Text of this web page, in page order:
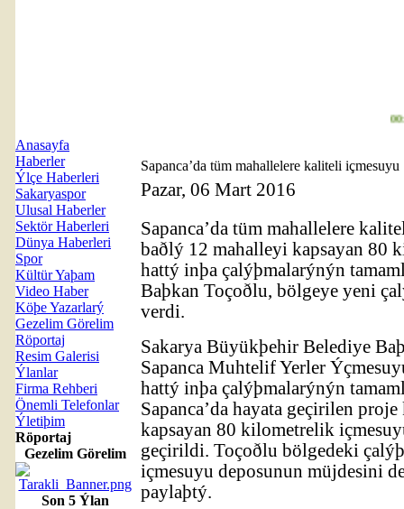
Anasayfa
Haberler
Ýlçe Haberleri
Sakaryaspor
Ulusal Haberler
Sektör Haberleri
Dünya Haberleri
Spor
Kültür Yaþam
Video Haber
Köþe Yazarlarý
Gezelim Görelim
Röportaj
Resim Galerisi
Ýlanlar
Firma Rehberi
Önemli Telefonlar
Ýletiþim
Röportaj
Gezelim Görelim
Son 5 Ýlan
Sapanca’da tüm mahallelere kaliteli içmesuyu
Pazar, 06 Mart 2016
Sapanca’da tüm mahallelere
baðlý 12 mahalleyi kapsayan 80
hattý inþa çalýþmalarýnýn
Baþkan Toçoðlu, bölgeye yeni
verdi.
Sakarya Büyükþehir Belediye
Sapanca Muhtelif Yerler
hattý inþa çalýþmalarýnýn
Sapanca’da hayata geçirilen
kapsayan 80 kilometrelik
geçirildi. Toçoðlu bölgedeki
içmesuyu deposunun müjdesini
paylaþtý.